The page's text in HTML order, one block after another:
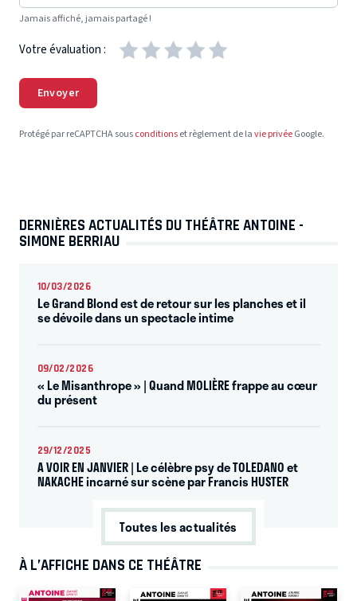
Jamais affiché, jamais partagé !
Votre évaluation :
Envoyer
Protégé par reCAPTCHA sousconditionset règlement de lavie privéeGoogle.
DERNIÈRES ACTUALITÉS DU THÉÂTRE ANTOINE -
SIMONE BERRIAU
10/03/2026
Le Grand Blond est de retour sur les planches et il
se dévoile dans un spectacle intime
09/02/2026
« Le Misanthrope » | Quand MOLIÈRE frappe au cœur
du présent
29/12/2025
A VOIR EN JANVIER | Le célèbre psy de TOLEDANO et
NAKACHE incarné sur scène par Francis HUSTER
Toutes les actualités
À L’AFFICHE DANS CE THÉÂTRE